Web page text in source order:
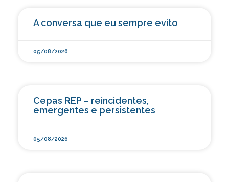
A conversa que eu sempre evito
05/08/2026
Cepas REP – reincidentes,
emergentes e persistentes
05/08/2026